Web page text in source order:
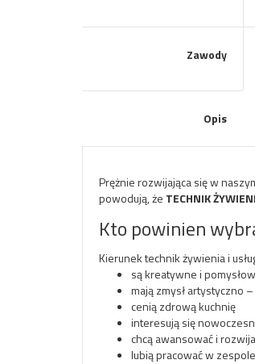
Zawody
Opis
Prężnie rozwijająca się w
powodują, że TECHNIK
Kto powinien
Kierunek technik żywienia i
są kreatywne i
mają zmysł artystyczno
cenią zdrową kuchnię
interesują się
chcą awansować i
lubią pracować w zespole